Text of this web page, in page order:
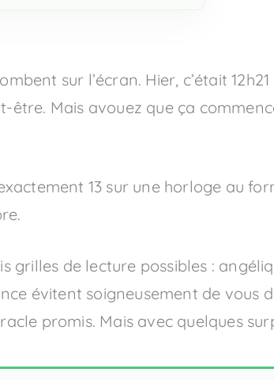
sur l’écran. Hier, c’était
être. Mais avouez que ça
13 sur une horloge au
grilles de lecture possibles :
évitent soigneusement de vous
promis. Mais avec quelques